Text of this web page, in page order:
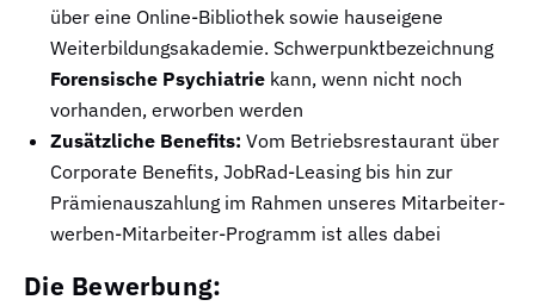
über eine Online-Bibliothek sowie hauseigene
Weiterbildungsakademie. Schwerpunktbezeichnung
Forensische Psychiatrie kann, wenn nicht noch
vorhanden, erworben werden
Zusätzliche Benefits: Vom Betriebsrestaurant über
Corporate Benefits, JobRad-Leasing bis hin zur
Prämienauszahlung im Rahmen unseres Mitarbeiter-
werben-Mitarbeiter-Programm ist alles dabei
Die Bewerbung: